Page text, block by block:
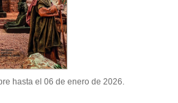
hasta el 06 de enero de 2026.